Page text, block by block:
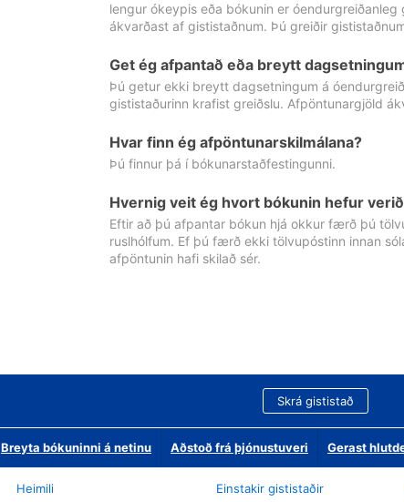
lengur ókeypis eða bókunin er
ákvarðast af gististaðnum. Þú greiðir
Get ég afpantað eða breytt
Þú getur ekki breytt dagsetningum á
gististaðurinn krafist greiðslu. Afpöntunargjöld
Hvar finn ég afpöntunarskilmálana?
Þú finnur þá í bókunarstaðfestingunni.
Hvernig veit ég hvort bókunin hefur
Eftir að þú afpantar bókun hjá okkur færð þú
ruslhólfum. Ef þú færð ekki tölvupóstinn innan
afpöntunin hafi skilað sér.
Skrá gististað
Breyta bókuninni á netinu Aðstoð frá þjónustuveri Gerast
Heimili
Einstakir gististaðir